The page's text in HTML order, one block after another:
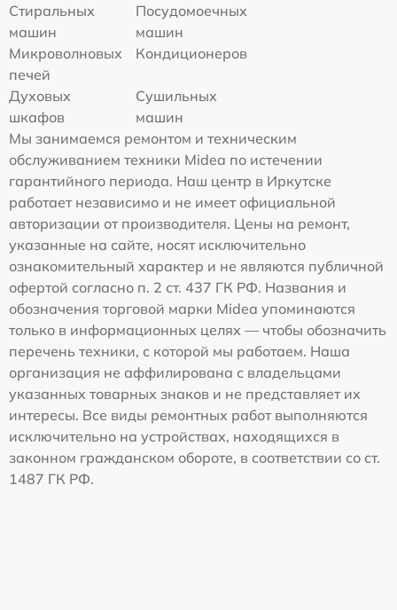
Стиральных
машин
Посудомоечных
машин
Микроволновых
печей
Кондиционеров
Духовых
шкафов
Сушильных
машин
Мы занимаемся ремонтом и техническим
обслуживанием техники Midea по истечении
гарантийного периода. Наш центр в Иркутске
работает независимо и не имеет официальной
авторизации от производителя. Цены на ремонт,
указанные на сайте, носят исключительно
ознакомительный характер и не являются публичной
офертой согласно п. 2 ст. 437 ГК РФ. Названия и
обозначения торговой марки Midea упоминаются
только в информационных целях — чтобы обозначить
перечень техники, с которой мы работаем. Наша
организация не аффилирована с владельцами
указанных товарных знаков и не представляет их
интересы. Все виды ремонтных работ выполняются
исключительно на устройствах, находящихся в
законном гражданском обороте, в соответствии со ст.
1487 ГК РФ.